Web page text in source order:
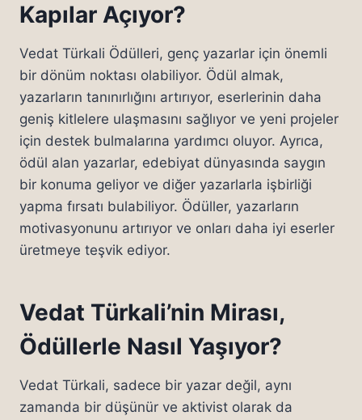
Kapılar Açıyor?
Vedat Türkali Ödülleri, genç yazarlar için önemli
bir dönüm noktası olabiliyor. Ödül almak,
yazarların tanınırlığını artırıyor, eserlerinin daha
geniş kitlelere ulaşmasını sağlıyor ve yeni projeler
için destek bulmalarına yardımcı oluyor. Ayrıca,
ödül alan yazarlar, edebiyat dünyasında saygın
bir konuma geliyor ve diğer yazarlarla işbirliği
yapma fırsatı bulabiliyor. Ödüller, yazarların
motivasyonunu artırıyor ve onları daha iyi eserler
üretmeye teşvik ediyor.
Vedat Türkali’nin Mirası,
Ödüllerle Nasıl Yaşıyor?
Vedat Türkali, sadece bir yazar değil, aynı
zamanda bir düşünür ve aktivist olarak da